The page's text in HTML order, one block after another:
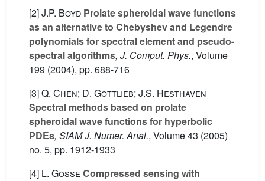
[2]J.P. Boyd Prolate spheroidal wave functions
as an alternative to Chebyshev and Legendre
polynomials for spectral element and pseudo-
spectral algorithms, J. Comput. Phys., Volume
199 (2004), pp. 688-716
[3]Q. Chen; D. Gottlieb; J.S. Hesthaven
Spectral methods based on prolate
spheroidal wave functions for hyperbolic
PDEs, SIAM J. Numer. Anal., Volume 43 (2005)
no. 5, pp. 1912-1933
[4] L. Gosse Compressed sensing with